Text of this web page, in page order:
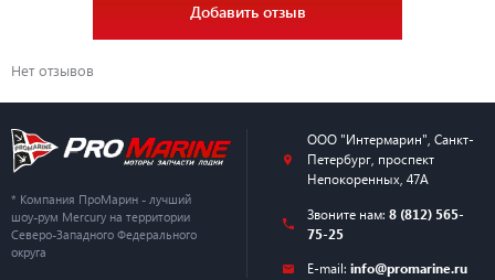
Добавить отзыв
Нет отзывов
* Компания ПроМарин - лучший
шоу-рум Mercury на территории
Северо-Западного Федерального
округа
ООО "Интермарин" Санкт-
Петербург, проспект
Непокоренных, 47А
Звоните нам: 8 (812) 565-
75-25
E-mail: info@promarine.ru